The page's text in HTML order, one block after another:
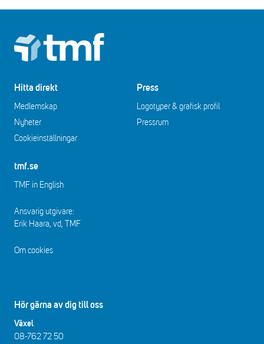
Footer
Hitta direkt
Medlemskap
Nyheter
Cookieinställningar
Press
Logotyper & grafisk profil
Pressrum
tmf.se
TMF in English
Ansvarig utgivare:
Erik Haara, vd, TMF
Om cookies
Hör gärna av dig till oss
Växel
08-762 72 50